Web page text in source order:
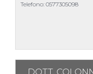
Telefono:0577305098